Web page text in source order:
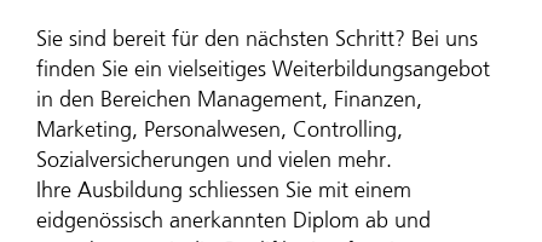
Sie sind bereit für den nächsten Schritt? Bei uns
finden Sie ein vielseitiges Weiterbildungsangebot
in den Bereichen Management, Finanzen,
Marketing, Personalwesen, Controlling,
Sozialversicherungen und vielen mehr.
Ihre Ausbildung schliessen Sie mit einem
eidgenössisch anerkannten Diplom ab und